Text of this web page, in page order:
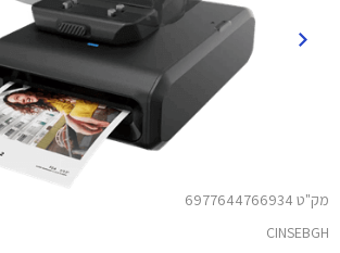
מק"ט 6977644766934
CINSEBGH